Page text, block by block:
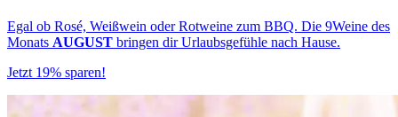
Egal ob Rosé, Weißwein oder Rotweine zum BBQ. Die 9Weine des
Monats AUGUST bringen dir Urlaubsgefühle nach Hause.
Jetzt 19% sparen!